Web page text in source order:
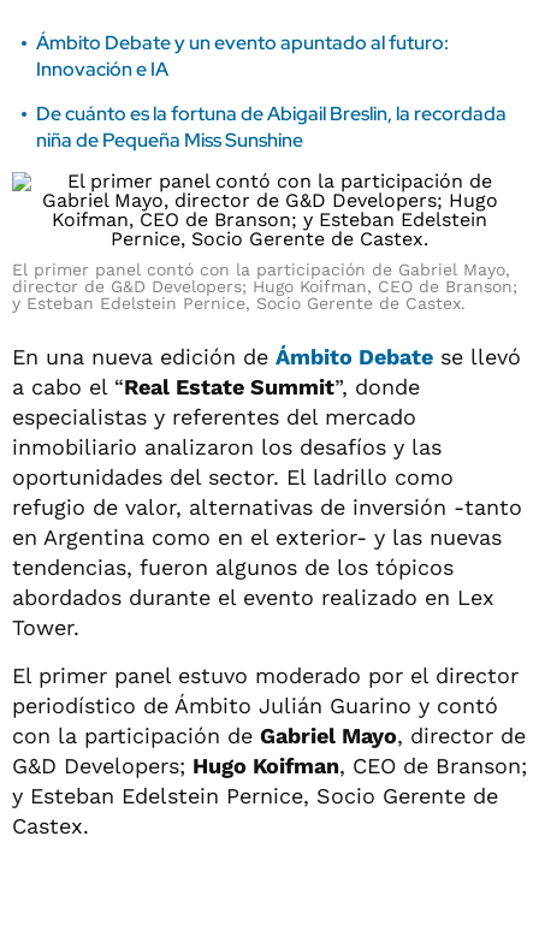
Ámbito Debate y un evento apuntado al futuro:
Innovación e IA
De cuánto es la fortuna de Abigail Breslin, la recordada
niña de Pequeña Miss Sunshine
El primer panel contó con la participación de Gabriel Mayo,
director de G&D Developers; Hugo Koifman, CEO de Branson;
y Esteban Edelstein Pernice, Socio Gerente de Castex.
En una nueva edición de Ámbito Debate se llevó
a cabo el “Real Estate Summit”, donde
especialistas y referentes del mercado
inmobiliario analizaron los desafíos y las
oportunidades del sector. El ladrillo como
refugio de valor, alternativas de inversión -tanto
en Argentina como en el exterior- y las nuevas
tendencias, fueron algunos de los tópicos
abordados durante el evento realizado en Lex
Tower.
El primer panel estuvo moderado por el director
periodístico de Ámbito Julián Guarino y contó
con la participación de Gabriel Mayo, director de
G&D Developers; Hugo Koifman, CEO de Branson;
y Esteban Edelstein Pernice, Socio Gerente de
Castex.